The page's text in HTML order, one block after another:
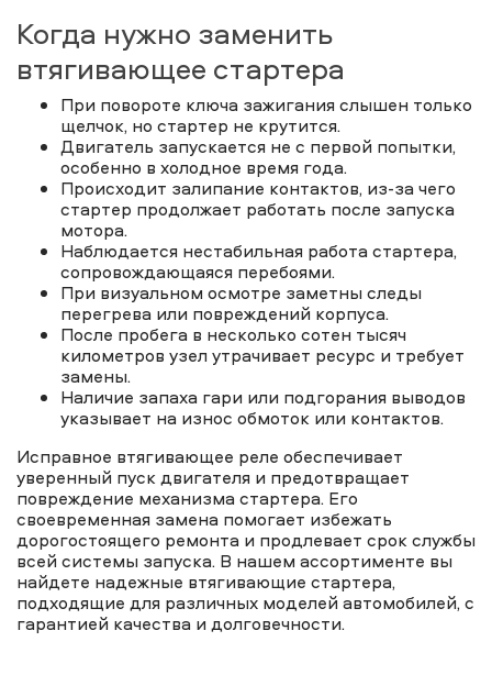
Когда нужно заменить
втягивающее стартера
При повороте ключа зажигания слышен только
щелчок, но стартер не крутится.
Двигатель запускается не с первой попытки,
особенно в холодное время года.
Происходит залипание контактов, из-за чего
стартер продолжает работать после запуска
мотора.
Наблюдается нестабильная работа стартера,
сопровождающаяся перебоями.
При визуальном осмотре заметны следы
перегрева или повреждений корпуса.
После пробега в несколько сотен тысяч
километров узел утрачивает ресурс и требует
замены.
Наличие запаха гари или подгорания выводов
указывает на износ обмоток или контактов.
Исправное втягивающее реле обеспечивает
уверенный пуск двигателя и предотвращает
повреждение механизма стартера. Его
своевременная замена помогает избежать
дорогостоящего ремонта и продлевает срок службы
всей системы запуска. В нашем ассортименте вы
найдете надежные втягивающие стартера,
подходящие для различных моделей автомобилей, с
гарантией качества и долговечности.